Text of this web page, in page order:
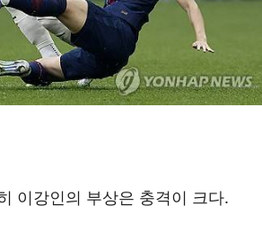
이강인의 부상은 충격이 크다.